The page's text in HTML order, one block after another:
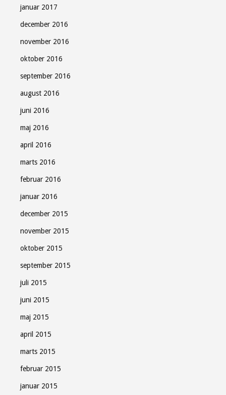
januar 2017
december 2016
november 2016
oktober 2016
september 2016
august 2016
juni 2016
maj 2016
april 2016
marts 2016
februar 2016
januar 2016
december 2015
november 2015
oktober 2015
september 2015
juli 2015
juni 2015
maj 2015
april 2015
marts 2015
februar 2015
januar 2015